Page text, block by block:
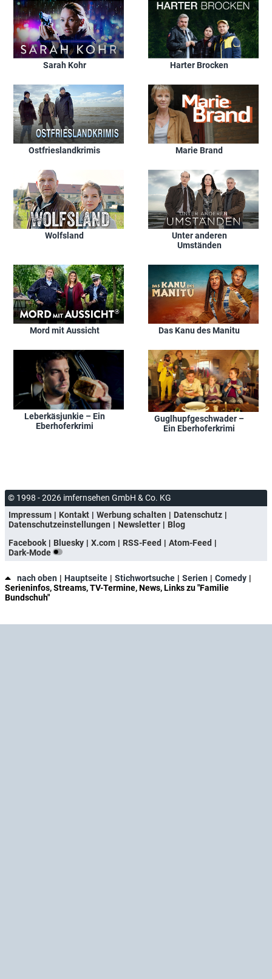
Sarah Kohr Harter Brocken
Ostfrieslandkrimis Marie Brand
Wolfsland
Unter anderen
Umständen
Mord mit Aussicht Das Kanu des Manitu
Leberkäsjunkie – Ein
Eberhoferkrimi
Guglhupfgeschwader –
Ein Eberhoferkrimi
© 1998 - 2026 imfernsehen GmbH & Co. KG
Impressum
Kontakt Werbung schalten
Datenschutz
Datenschutzeinstellungen
Newsletter
Blog
Facebook
Bluesky X.com RSS-Feed
Atom-Feed
Dark-Mode
nach oben Hauptseite Stichwortsuche Serien
Comedy
Serieninfos, Streams, TV-Termine, News, Links zu "Familie
Bundschuh"